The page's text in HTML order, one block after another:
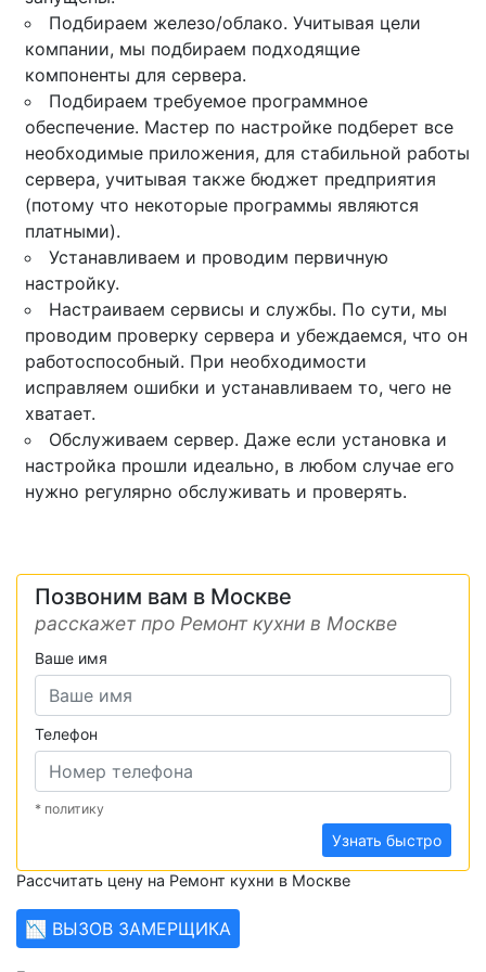
Подбираем железо/облако. Учитывая цели
компании, мы подбираем подходящие
компоненты для сервера.
Подбираем требуемое программное
обеспечение. Мастер по настройке подберет все
необходимые приложения, для стабильной работы
сервера, учитывая также бюджет предприятия
(потому что некоторые программы являются
платными).
Устанавливаем и проводим первичную
настройку.
Настраиваем сервисы и службы. По сути, мы
проводим проверку сервера и убеждаемся, что он
работоспособный. При необходимости
исправляем ошибки и устанавливаем то, чего не
хватает.
Обслуживаем сервер. Даже если установка и
настройка прошли идеально, в любом случае его
нужно регулярно обслуживать и проверять.
Позвоним вам в Москве
расскажет про Ремонт кухни в Москве
Ваше имя
Телефон
* политику
Узнать быстро
Рассчитать цену на Ремонт кухни в Москве
📉 ВЫЗОВ ЗАМЕРЩИКА